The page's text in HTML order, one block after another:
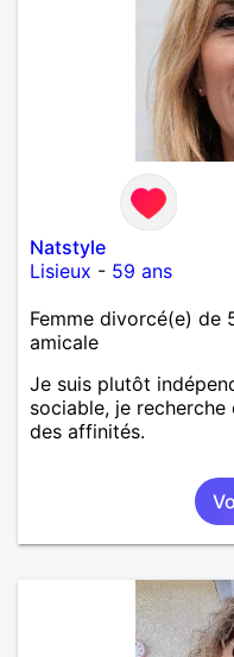
Natstyle
Lisieux - 59 ans
Femme divorcé(e) de
amicale
Je suis plutôt
sociable, je
des affinités.